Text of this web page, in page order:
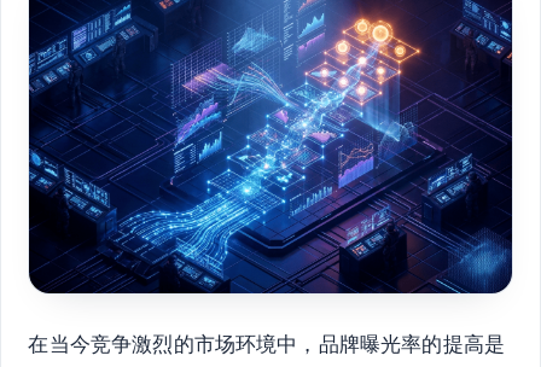
在当今竞争激烈的市场环境中，品牌曝光率的提高是